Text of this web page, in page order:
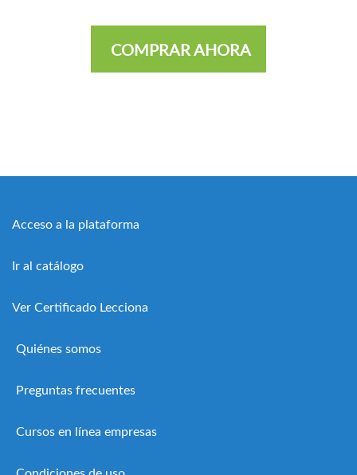
COMPRAR AHORA
Acceso a la plataforma
Ir al catálogo
Ver Certificado Lecciona
Quiénes somos
Preguntas frecuentes
Cursos en línea empresas